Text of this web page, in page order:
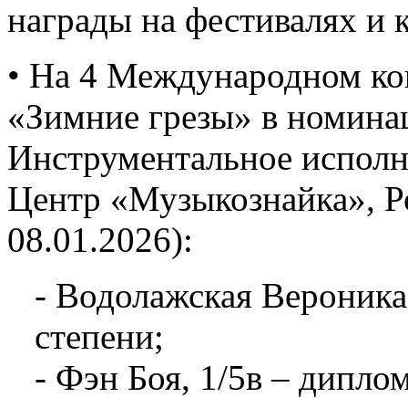
награды на фестивалях и
• На 4 Международном
«Зимние грезы» в
Инструментальное
Центр «Музыкознайка»,
08.01.2026):
- Водолажская
степени;
- Фэн Боя, 1/5в –